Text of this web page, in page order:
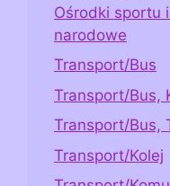
Ośrodki sportu
narodowe
Transport/Bus
Transport/Bus,
Transport/Bus,
Transport/Kolej